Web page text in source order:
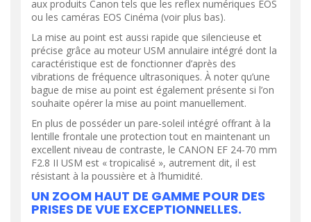
aux produits Canon tels que les reflex numériques EOS
ou les caméras EOS Cinéma (voir plus bas).
La mise au point est aussi rapide que silencieuse et
précise grâce au moteur USM annulaire intégré dont la
caractéristique est de fonctionner d’après des
vibrations de fréquence ultrasoniques. À noter qu’une
bague de mise au point est également présente si l’on
souhaite opérer la mise au point manuellement.
En plus de posséder un pare-soleil intégré offrant à la
lentille frontale une protection tout en maintenant un
excellent niveau de contraste, le CANON EF 24-70 mm
F2.8 II USM est « tropicalisé », autrement dit, il est
résistant à la poussière et à l’humidité.
UN ZOOM HAUT DE GAMME POUR DES
PRISES DE VUE EXCEPTIONNELLES.